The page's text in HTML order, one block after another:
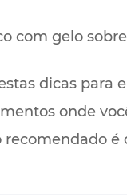
com gelo
dicas para
onde
recomendado